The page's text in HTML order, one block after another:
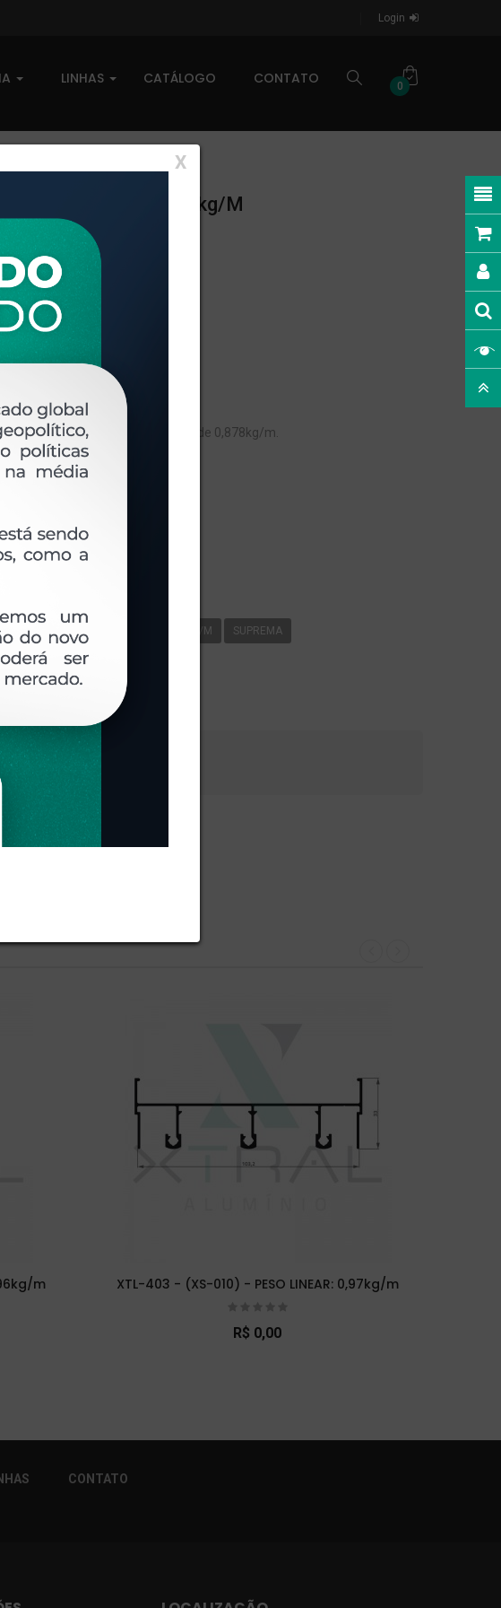
Login
LINHAS CATÁLOGO CONTATO 0
X
PESO LINEAR: 0,878kg/m
LINHA XTRAL S, com peso linear de 0,878kg/m.
878 KG/M SU-015 878KG/M SUPREMA
m XTL-403 - (XS-010) - PESO LINEAR: 0,97kg/m
R$ 0,00
CONTATO